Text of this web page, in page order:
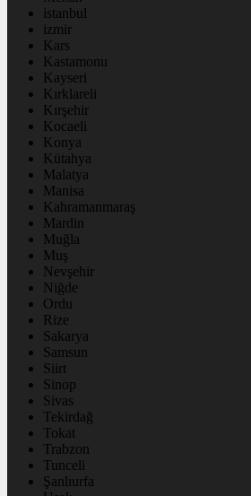
istanbul
izmir
Kars
Kastamonu
Kayseri
Kırklareli
Kırşehir
Kocaeli
Konya
Kütahya
Malatya
Manisa
Kahramanmaraş
Mardin
Muğla
Muş
Nevşehir
Niğde
Ordu
Rize
Sakarya
Samsun
Siirt
Sinop
Sivas
Tekirdağ
Tokat
Trabzon
Tunceli
Şanlıurfa